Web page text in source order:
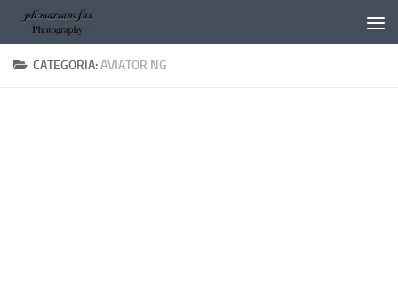
Salta al contenuto
CATEGORIA:AVIATOR NG